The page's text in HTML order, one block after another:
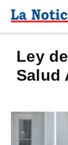
Para
contenido
Ley de Cuidado de
Salud